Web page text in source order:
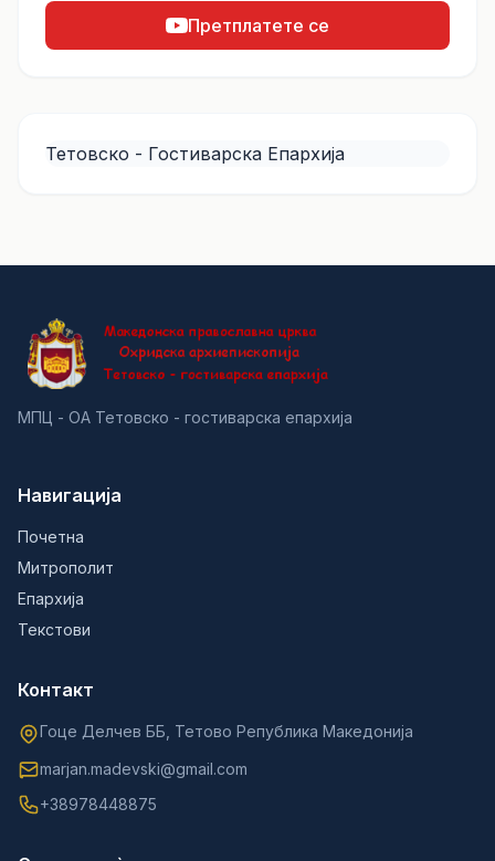
Претплатете се
Тетовско - Гостиварска Епархија
МПЦ - ОА Тетовско - гостиварска епархија
Навигација
Почетна
Митрополит
Епархија
Текстови
Контакт
Гоце Делчев ББ, Тетово Република Македонија
marjan.madevski@gmail.com
+38978448875